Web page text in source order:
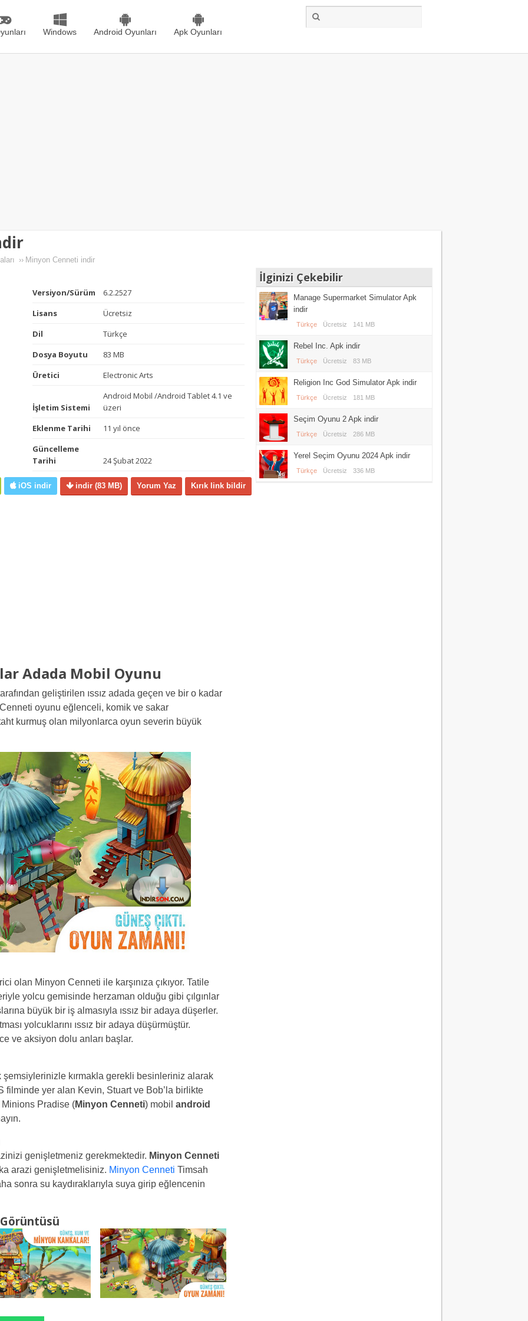
Windows Android Oyunları Apk Oyunları
›› Minyon Cenneti indir
Versiyon/Sürüm
6.2.2527
Lisans
Ücretsiz
Dil
Türkçe
Dosya Boyutu
83 MB
Üretici
Electronic Arts
İşletim Sistemi
Android Mobil /Android Tablet 4.1 ve
üzeri
Eklenme Tarihi
11 yıl önce
Güncelleme
Tarihi
24 Şubat 2022
Kırık link bildir
Yorum Yaz
indir (83 MB)
iOS indir
Adada Mobil Oyunu
geliştirilen ıssız adada geçen ve bir o kadar
oyunu eğlenceli, komik ve sakar
kurmuş olan milyonlarca oyun severin büyük
olan Minyon Cenneti ile karşınıza çıkıyor. Tatile
yolcu gemisinde herzaman olduğu gibi çılgınlar
büyük bir iş almasıyla ıssız bir adaya düşerler.
yolcuklarını ıssız bir adaya düşürmüştür.
ve aksiyon dolu anları başlar.
kırmakla gerekli besinleriniz alarak
filminde yer alan Kevin, Stuart ve Bob’la birlikte
Pradise (Minyon Cenneti) mobil android
genişletmeniz gerekmektedir. Minyon Cenneti
arazi genişletmelisiniz. Minyon Cenneti Timsah
sonra su kaydıraklarıyla suya girip eğlencenin
İlginizi Çekebilir
Manage Supermarket Simulator Apk
indir
Türkçe Ücretsiz 141 MB
Rebel Inc. Apk indir
Türkçe Ücretsiz 83 MB
Religion Inc God Simulator Apk indir
Türkçe Ücretsiz 181 MB
Seçim Oyunu 2 Apk indir
Türkçe Ücretsiz 286 MB
Yerel Seçim Oyunu 2024 Apk indir
Türkçe Ücretsiz 336 MB